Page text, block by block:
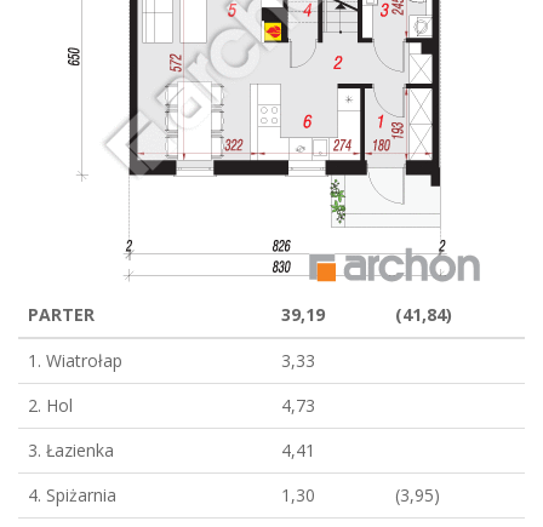
PARTER 39,19
(41,84)
1. Wiatrołap
3,33
2. Hol
4,73
3. Łazienka
4,41
4. Spiżarnia
1,30 (3,95)